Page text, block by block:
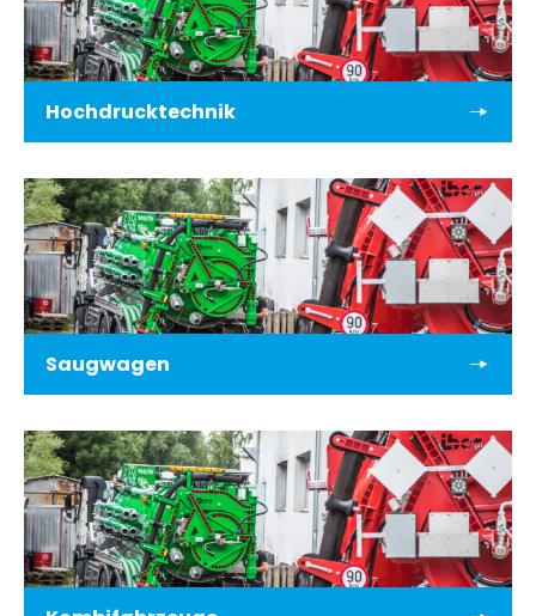
Hochdrucktechnik
Saugwagen